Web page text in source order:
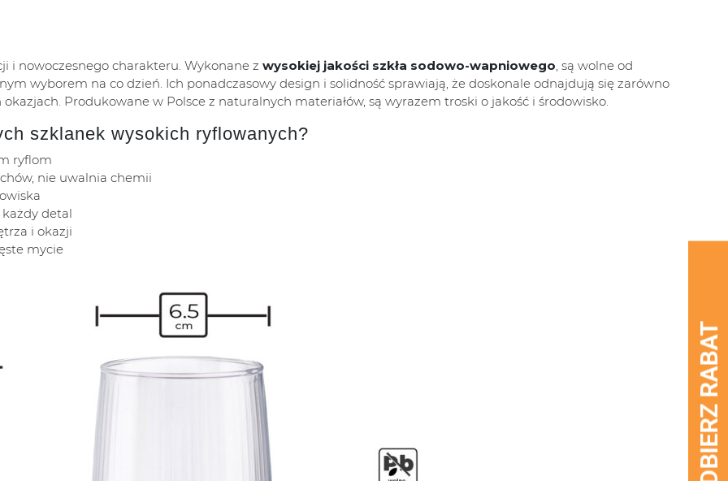
i nowoczesnego charakteru. Wykonane z wysokiej jakości szkła sodowo-wapniowego , są wolne od
wyborem na co dzień. Ich ponadczasowy design i solidność sprawiają, że doskonale odnajdują się zarówno
Produkowane w Polsce z naturalnych materiałów, są wyrazem troski o jakość i środowisko.
szklanek wysokich ryflowanych?
ryflom
nie uwalnia chemii
detal
i okazji
mycie